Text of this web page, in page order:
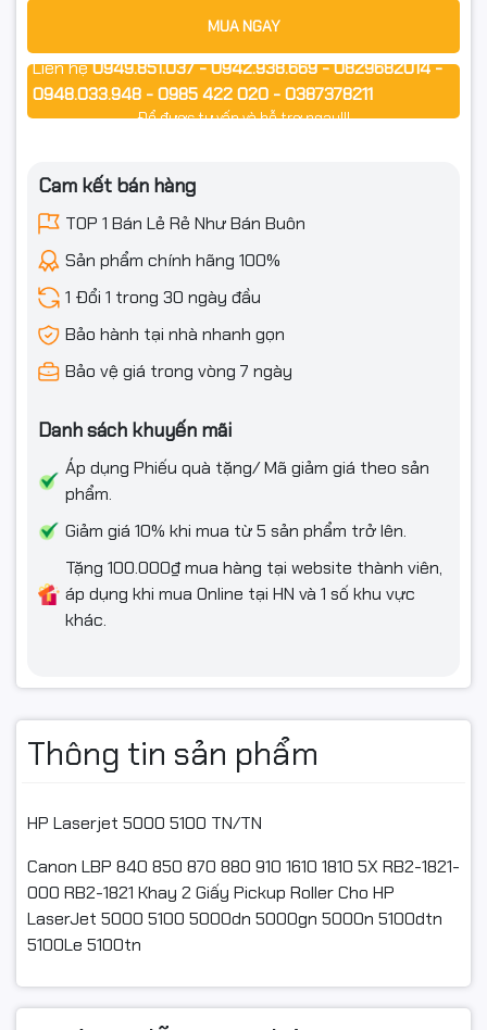
MUA NGAY
Liên hệ0949.851.037 - 0942.938.669 - 0829682014 -
0948.033.948 - 0985 422 020 - 0387378211
Để được tư vấn và hỗ trợ ngay!!!
Cam kết bán hàng
TOP 1 Bán Lẻ Rẻ Như Bán Buôn
Sản phẩm chính hãng 100%
1 Đổi 1 trong 30 ngày đầu
Bảo hành tại nhà nhanh gọn
Bảo vệ giá trong vòng 7 ngày
Danh sách khuyến mãi
Áp dụng Phiếu quà tặng/ Mã giảm giá theo sản
phẩm.
Giảm giá 10% khi mua từ 5 sản phẩm trở lên.
Tặng 100.000₫ mua hàng tại website thành viên,
áp dụng khi mua Online tại HN và 1 số khu vực
khác.
Thông tin sản phẩm
HP Laserjet 5000 5100 TN/TN
Canon LBP 840 850 870 880 910 1610 1810 5X RB2-1821-
000 RB2-1821 Khay 2 Giấy Pickup Roller Cho HP
LaserJet 5000 5100 5000dn 5000gn 5000n 5100dtn
5100Le 5100tn